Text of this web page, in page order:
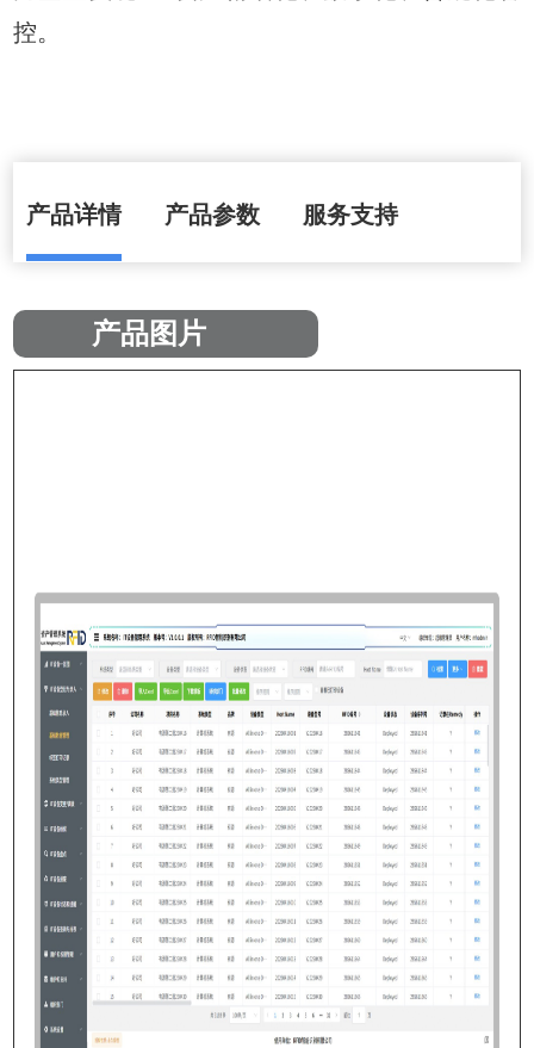
控。
产品详情 产品参数 服务支持
产品图片